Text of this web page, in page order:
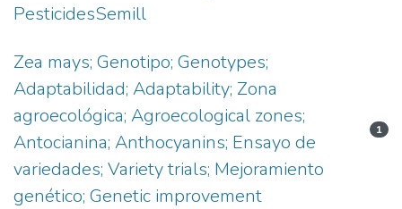
PesticidesSemill
Zea mays; Genotipo; Genotypes;
Adaptabilidad; Adaptability; Zona
agroecológica; Agroecological zones;
Antocianina; Anthocyanins; Ensayo de
variedades; Variety trials; Mejoramiento
genético; Genetic improvement
1